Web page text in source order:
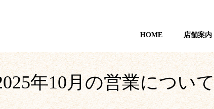
HOME 店舗案内
年10月の営業について